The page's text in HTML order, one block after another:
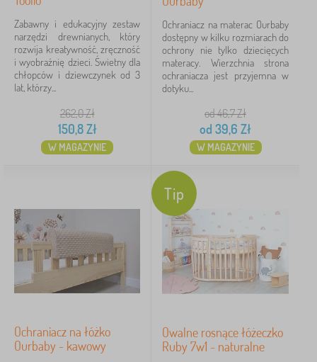
Zabawny i edukacyjny zestaw
narzędzi drewnianych, który
rozwija kreatywność, zręczność
i wyobraźnię dzieci. Świetny dla
chłopców i dziewczynek od 3
lat, którzy...
262,0Zł
150,8Zł
W MAGAZYNIE
Ochraniacz na materac Ourbaby
dostępny w kilku rozmiarach do
ochrony nie tylko dziecięcych
materacy. Wierzchnia strona
ochraniacza jest przyjemna w
dotyku...
od 46,7Zł
od 39,6 Zł
W MAGAZYNIE
Ochraniacz na łóżko
Ourbaby - kawowy
Tip
Owalne rosnące łóżeczko
Ruby 7w1 - naturalne